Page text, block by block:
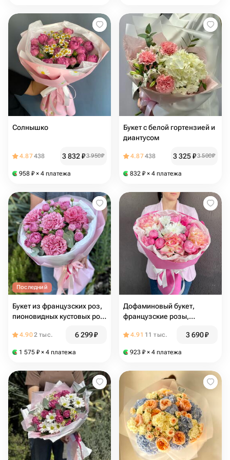
Солнышко
4.87438 3 832₽3 950₽
958 ₽ × 4 платежа
Букет с белой гортензией и
диантусом
4.87438 3 325₽3 500₽
832 ₽ × 4 платежа
Последний
Букет из французских роз,
пионовидных кустовых роз
4.902 тыс. 6 299₽
1 575 ₽ × 4 платежа
Дофаминовый букет,
французские розы,
розы и хризантема
4.91 11 тыс. 3 690₽
923 ₽ × 4 платежа